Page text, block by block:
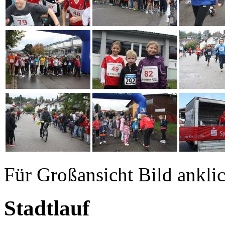
Für Großansicht Bild
Stadtlauf